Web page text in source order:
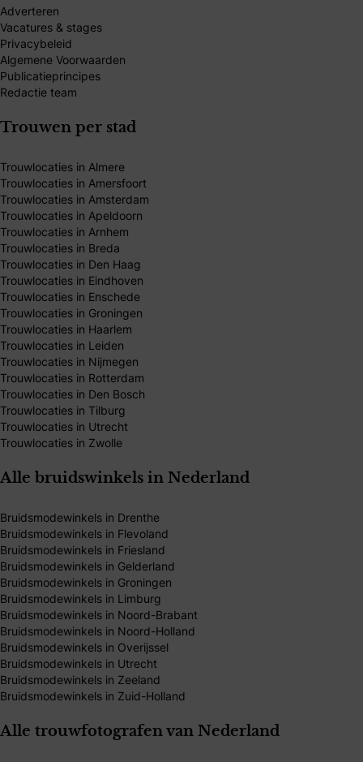
Adverteren
Vacatures & stages
Privacybeleid
Algemene Voorwaarden
Publicatieprincipes
Redactie team
Trouwen per stad
Trouwlocaties in Almere
Trouwlocaties in Amersfoort
Trouwlocaties in Amsterdam
Trouwlocaties in Apeldoorn
Trouwlocaties in Arnhem
Trouwlocaties in Breda
Trouwlocaties in Den Haag
Trouwlocaties in Eindhoven
Trouwlocaties in Enschede
Trouwlocaties in Groningen
Trouwlocaties in Haarlem
Trouwlocaties in Leiden
Trouwlocaties in Nijmegen
Trouwlocaties in Rotterdam
Trouwlocaties in Den Bosch
Trouwlocaties in Tilburg
Trouwlocaties in Utrecht
Trouwlocaties in Zwolle
Alle bruidswinkels in Nederland
Bruidsmodewinkels in Drenthe
Bruidsmodewinkels in Flevoland
Bruidsmodewinkels in Friesland
Bruidsmodewinkels in Gelderland
Bruidsmodewinkels in Groningen
Bruidsmodewinkels in Limburg
Bruidsmodewinkels in Noord-Brabant
Bruidsmodewinkels in Noord-Holland
Bruidsmodewinkels in Overijssel
Bruidsmodewinkels in Utrecht
Bruidsmodewinkels in Zeeland
Bruidsmodewinkels in Zuid-Holland
Alle trouwfotografen van Nederland